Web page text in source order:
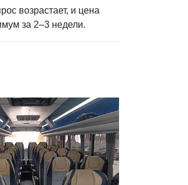
возрастает, и цена
за 2–3 недели.